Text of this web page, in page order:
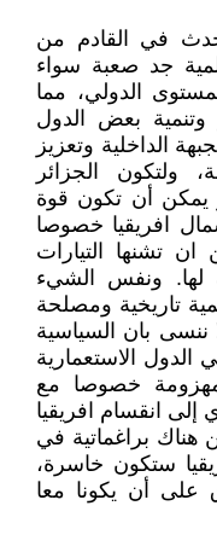
في القادم من
جد صعبة سواء
الدولي، مما
بعض الدول
الداخلية وتعزيز
ولتكون الجزائر
يمكن أن تكون قوة
افريقيا خصوصا
تشنها التيارات
لها. ونفس الشيء
تاريخية ومصلحة
ننسى بان السياسية
الدول الاستعمارية
خصوصا مع
انقسام افريقيا
هناك براغماتية في
ستكون خاسرة،
على أن يكونا معا